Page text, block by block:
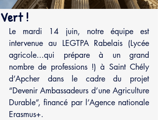
Vert !
Le mardi 14 juin, notre équipe est
intervenue au LEGTPA Rabelais (Lycée
agricole...qui prépare à un grand
nombre de professions !) à Saint Chély
d’Apcher dans le cadre du projet
“Devenir Ambassadeurs d’une Agriculture
Durable”, financé par l’Agence nationale
Erasmus+.